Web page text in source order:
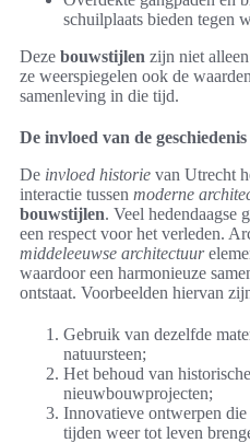
schuilplaats bieden tegen
Deze bouwstijlen zijn niet
ze weerspiegelen ook de
samenleving in die tijd.
De invloed van de
De invloed historie van Utrecht
interactie tussen moderne
bouwstijlen. Veel hedendaagse
een respect voor het verleden.
middeleeuwse architectuur
waardoor een harmonieuze
ontstaat. Voorbeelden hiervan
Gebruik van dezelfde
natuursteen;
Het behoud van
nieuwbouwprojecten;
Innovatieve ontwerpen
tijden weer tot leven